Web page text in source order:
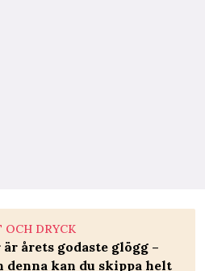
OCH DRYCK
är årets godaste glögg –
denna kan du skippa helt